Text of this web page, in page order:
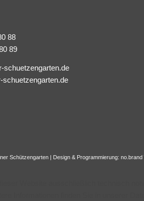
88
89
schuetzengarten.de
schuetzengarten.de
Schützengarten | Design & Programmierung: no.brand